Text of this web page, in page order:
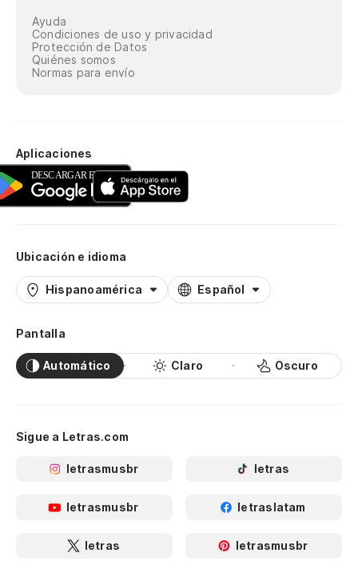
Ayuda
Condiciones de uso y privacidad
Protección de Datos
Quiénes somos
Normas para envío
Aplicaciones
Ubicación e idioma
Hispanoamérica Español
Pantalla
Automático Claro Oscuro
Sigue a Letras.com
letrasmusbr letras
letrasmusbr letraslatam
letras letrasmusbr